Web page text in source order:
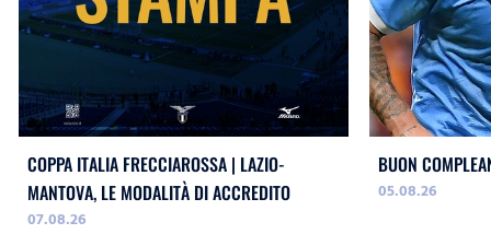
COPPA ITALIA FRECCIAROSSA | LAZIO-
MANTOVA, LE MODALITÀ DI ACCREDITO
07.08.26
BUON
05.08.26